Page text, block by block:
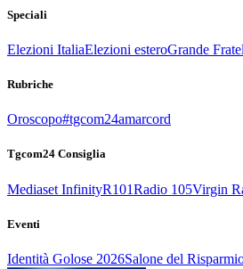
Speciali
Elezioni ItaliaElezioni esteroGrande
Rubriche
Oroscopo#tgcom24amarcord
Tgcom24 Consiglia
Mediaset InfinityR101Radio 105Virgin
Eventi
Identità Golose 2026Salone del